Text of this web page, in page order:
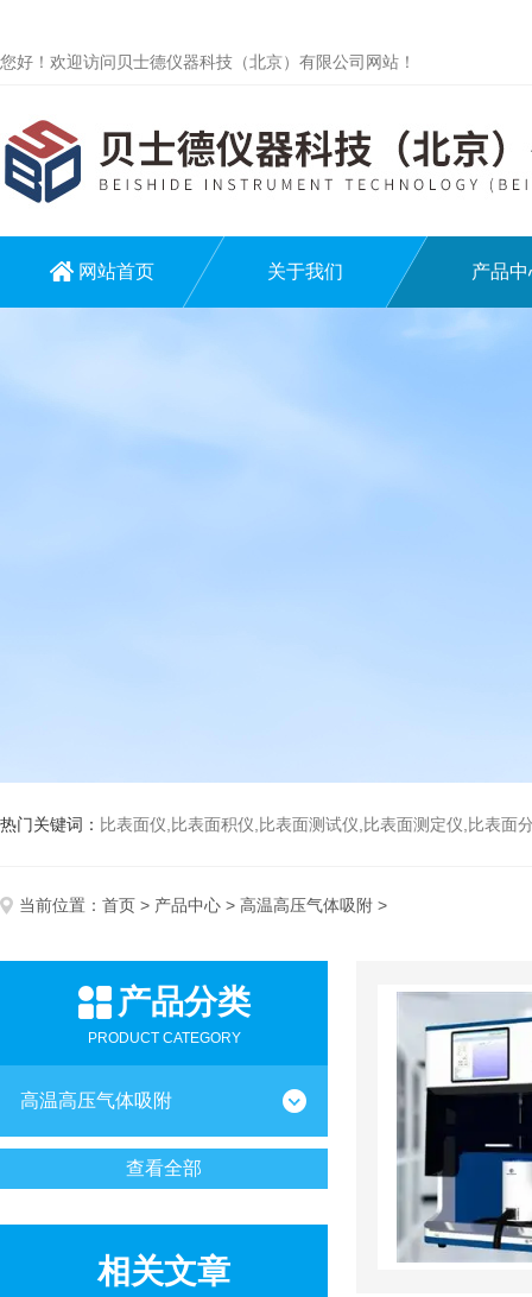
您好！欢迎访问贝士德仪器科技（北京）有限公司网站！
网站首页 关于我们 产品中
热门关键词： 比表面仪,比表面积仪,比表面测试仪,比表面测定仪,比表面分析仪,比表
当前位置： 首页 > 产品中心 > 高温高压气体吸附 >
产品分类
PRODUCT CATEGORY
高温高压气体吸附
查看全部
相关文章